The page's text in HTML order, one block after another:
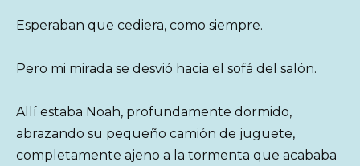
Esperaban que cediera, como siempre.
Pero mi mirada se desvió hacia el sofá del salón.
Allí estaba Noah, profundamente dormido,
abrazando su pequeño camión de juguete,
completamente ajeno a la tormenta que acababa